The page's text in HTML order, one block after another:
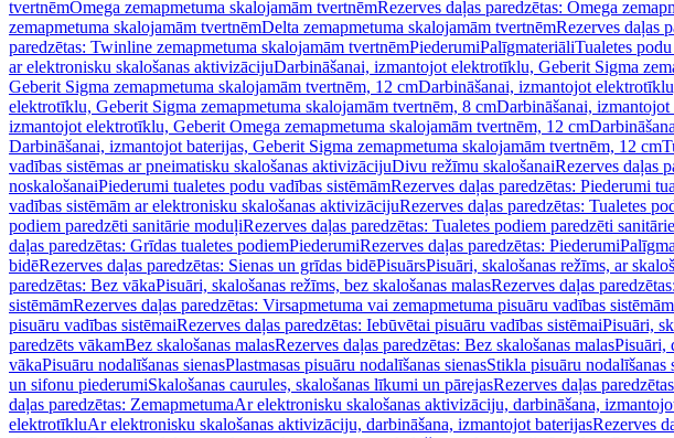
tvertnēmOmega zemapmetuma skalojamām tvertnēmRezerves daļas paredzētas: Omega
zemapmetuma skalojamām tvertnēmDelta zemapmetuma skalojamām tvertnēmRezerves daļas
paredzētas: Twinline zemapmetuma skalojamām tvertnēmPiederumiPalīgmateriāliTualetes
ar elektronisku skalošanas aktivizācijuDarbināšanai, izmantojot elektrotīklu, Geberit Sigma
Geberit Sigma zemapmetuma skalojamām tvertnēm, 12 cmDarbināšanai, izmantojot
elektrotīklu, Geberit Sigma zemapmetuma skalojamām tvertnēm, 8 cmDarbināšanai,
izmantojot elektrotīklu, Geberit Omega zemapmetuma skalojamām tvertnēm, 12 cm
Darbināšanai, izmantojot baterijas, Geberit Sigma zemapmetuma skalojamām tvertnēm, 12 cm
vadības sistēmas ar pneimatisku skalošanas aktivizācijuDivu režīmu skalošanaiRezerves daļas
noskalošanaiPiederumi tualetes podu vadības sistēmāmRezerves daļas paredzētas: Piederumi
vadības sistēmām ar elektronisku skalošanas aktivizācijuRezerves daļas paredzētas: Tualetes
podiem paredzēti sanitārie moduļiRezerves daļas paredzētas: Tualetes podiem paredzēti
daļas paredzētas: Grīdas tualetes podiemPiederumiRezerves daļas paredzētas: Piederumi
bidēRezerves daļas paredzētas: Sienas un grīdas bidēPisuārsPisuāri, skalošanas režīms, ar
paredzētas: Bez vākaPisuāri, skalošanas režīms, bez skalošanas malasRezerves daļas
sistēmāmRezerves daļas paredzētas: Virsapmetuma vai zemapmetuma pisuāru vadības sistēmām
pisuāru vadības sistēmaiRezerves daļas paredzētas: Iebūvētai pisuāru vadības sistēmaiPisuāri,
paredzēts vākamBez skalošanas malasRezerves daļas paredzētas: Bez skalošanas malasPisuāri,
vākaPisuāru nodalīšanas sienasPlastmasas pisuāru nodalīšanas sienasStikla pisuāru nodalīšanas
un sifonu piederumiSkalošanas caurules, skalošanas līkumi un pārejasRezerves daļas
daļas paredzētas: ZemapmetumaAr elektronisku skalošanas aktivizāciju, darbināšana,
elektrotīkluAr elektronisku skalošanas aktivizāciju, darbināšana, izmantojot baterijasRezerves